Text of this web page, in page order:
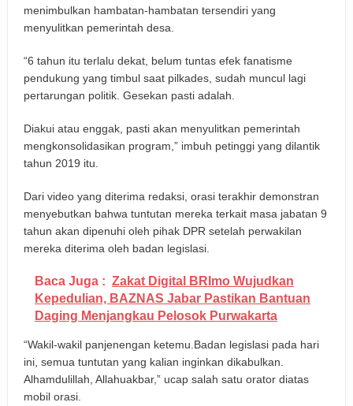
menimbulkan hambatan-hambatan tersendiri yang
menyulitkan pemerintah desa.
“6 tahun itu terlalu dekat, belum tuntas efek fanatisme
pendukung yang timbul saat pilkades, sudah muncul lagi
pertarungan politik. Gesekan pasti adalah.
Diakui atau enggak, pasti akan menyulitkan pemerintah
mengkonsolidasikan program,” imbuh petinggi yang dilantik
tahun 2019 itu.
Dari video yang diterima redaksi, orasi terakhir demonstran
menyebutkan bahwa tuntutan mereka terkait masa jabatan 9
tahun akan dipenuhi oleh pihak DPR setelah perwakilan
mereka diterima oleh badan legislasi.
Baca Juga : Zakat Digital BRImo Wujudkan
Kepedulian, BAZNAS Jabar Pastikan Bantuan
Daging Menjangkau Pelosok Purwakarta
“Wakil-wakil panjenengan ketemu.Badan legislasi pada hari
ini, semua tuntutan yang kalian inginkan dikabulkan.
Alhamdulillah, Allahuakbar,” ucap salah satu orator diatas
mobil orasi.